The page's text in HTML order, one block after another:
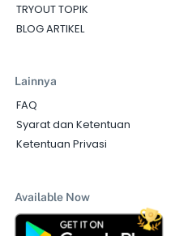
TRYOUT TOPIK
BLOG ARTIKEL
Lainnya
FAQ
Syarat dan Ketentuan
Ketentuan Privasi
Available Now